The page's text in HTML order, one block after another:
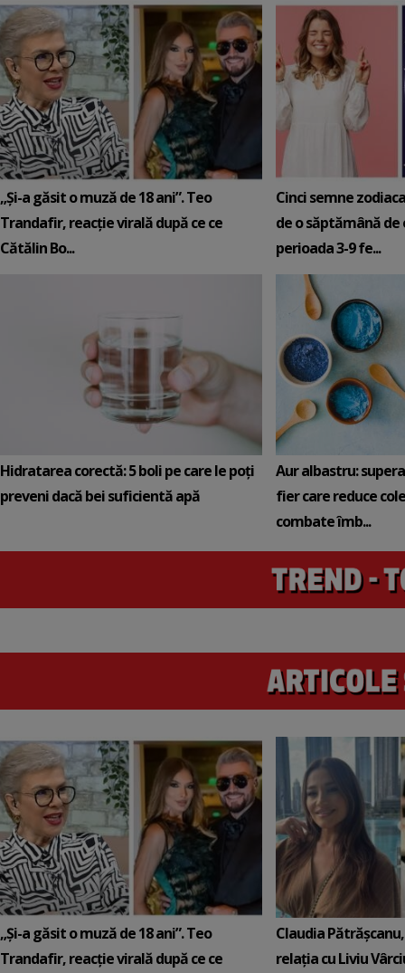
„Și-a găsit o muză de 18 ani”. Teo
Trandafir, reacție virală după ce ce
Cătălin Bo...
Cinci semne
de o săptămână de
perioada 3-9 fe...
Hidratarea corectă: 5 boli pe care le poți
preveni dacă bei suficientă apă
Aur albastru:
fier care reduce
combate îmb...
„Și-a găsit o muză de 18 ani”. Teo
Trandafir, reacție virală după ce ce
Claudia
relația cu Liviu